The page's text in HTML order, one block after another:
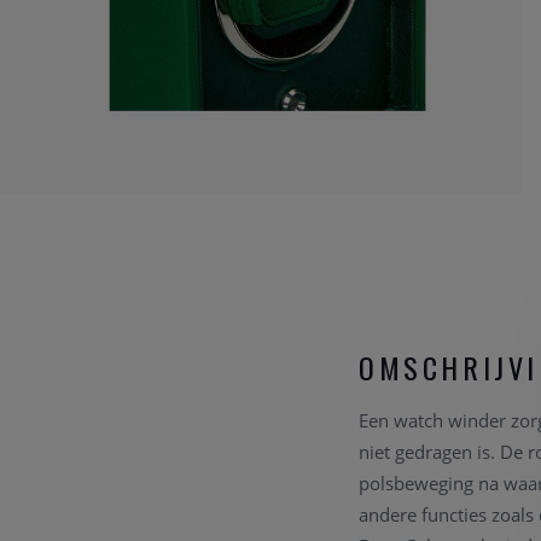
Een watch winder
niet gedragen is. De
polsbeweging na
andere functies